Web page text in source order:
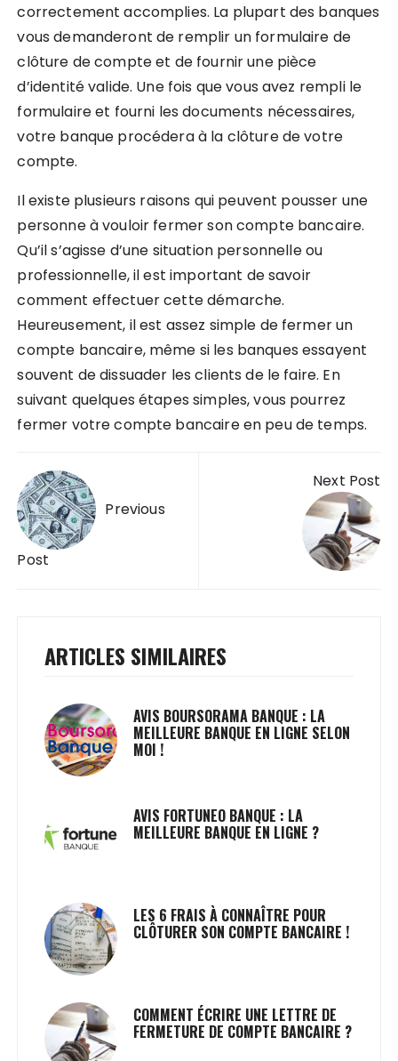
correctement accomplies. La plupart des banques
vous demanderont de remplir un formulaire de
clôture de compte et de fournir une pièce
d’identité valide. Une fois que vous avez rempli le
formulaire et fourni les documents nécessaires,
votre banque procédera à la clôture de votre
compte.
Il existe plusieurs raisons qui peuvent pousser une
personne à vouloir fermer son compte bancaire.
Qu’il s’agisse d’une situation personnelle ou
professionnelle, il est important de savoir
comment effectuer cette démarche.
Heureusement, il est assez simple de fermer un
compte bancaire, même si les banques essayent
souvent de dissuader les clients de le faire. En
suivant quelques étapes simples, vous pourrez
fermer votre compte bancaire en peu de temps.
Navigation
de
l’article Previous
Post
Next Post
ARTICLES SIMILAIRES
AVIS BOURSORAMA BANQUE : LA
MEILLEURE BANQUE EN LIGNE SELON
MOI !
AVIS FORTUNEO BANQUE : LA
MEILLEURE BANQUE EN LIGNE ?
LES 6 FRAIS À CONNAÎTRE POUR
CLÔTURER SON COMPTE BANCAIRE !
COMMENT ÉCRIRE UNE LETTRE DE
FERMETURE DE COMPTE BANCAIRE ?